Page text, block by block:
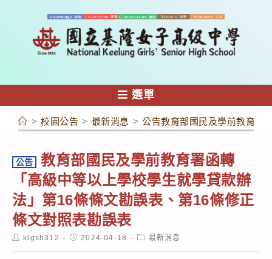
容
選單
> 校園公告 > 最新消息 > 公告教育部國民及學前教育署
公告
教育部國民及學前教育署函轉
「高級中等以上學校學生就學貸款辦
法」第16條條文勘誤表、第16條修正
條文對照表勘誤表
Postklgsh312
Post2024-04-18
Post最新消息